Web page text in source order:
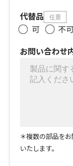
代替品 任意
可
不
お問い合わせ
＊複数の部品を
いたします。